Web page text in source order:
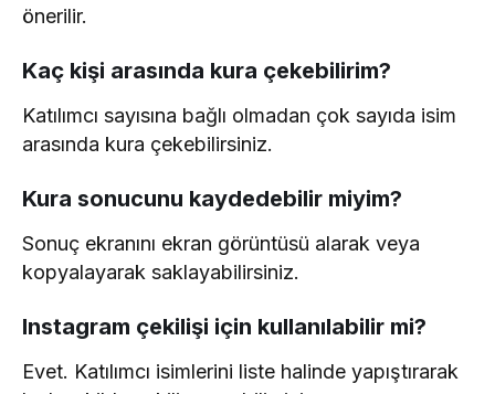
önerilir.
Kaç kişi arasında kura çekebilirim?
Katılımcı sayısına bağlı olmadan çok sayıda isim
arasında kura çekebilirsiniz.
Kura sonucunu kaydedebilir miyim?
Sonuç ekranını ekran görüntüsü alarak veya
kopyalayarak saklayabilirsiniz.
Instagram çekilişi için kullanılabilir mi?
Evet. Katılımcı isimlerini liste halinde yapıştırarak